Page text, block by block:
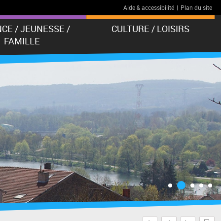
Aide & accessibilité | Plan du site
/ JEUNESSE /
FAMILLE
CULTURE / LOISIRS